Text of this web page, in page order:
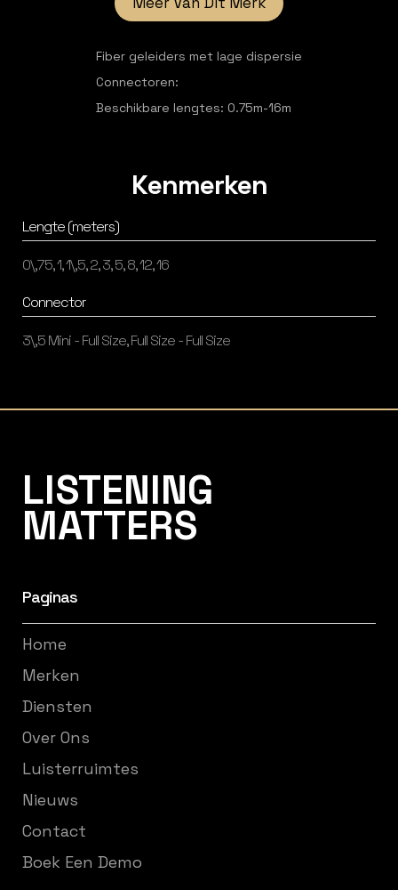
Fiber geleiders met lage dispersie
Connectoren:
Beschikbare lengtes: 0.75m-16m
Kenmerken
Lengte (meters)
0\,75, 1, 1\,5, 2, 3, 5, 8, 12, 16
Connector
3\,5 Mini - Full Size, Full Size - Full Size
LISTENING
MATTERS
Paginas
Home
Merken
Diensten
Over Ons
Luisterruimtes
Nieuws
Contact
Boek Een Demo